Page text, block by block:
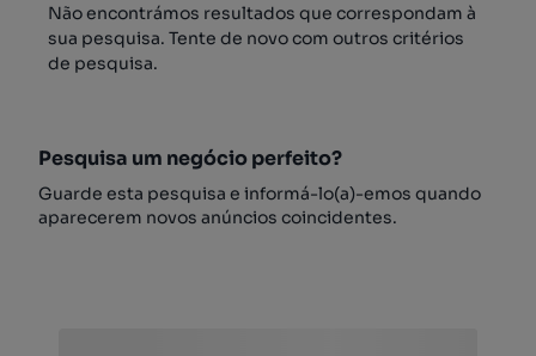
Não encontrámos resultados que correspondam à
sua pesquisa. Tente de novo com outros critérios
de pesquisa.
Pesquisa um negócio perfeito?
Guarde esta pesquisa e informá-lo(a)-emos quando
aparecerem novos anúncios coincidentes.